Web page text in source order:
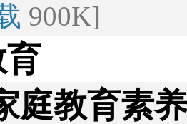
900K]
庭教育素